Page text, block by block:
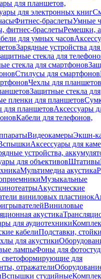
для планшетов,
для электронных книг
Фитнес-браслетыУмные
фитнес-браслетыРемешки,
для умных часов
Зарядные устройства
стекла для
стекла для смартфонов
Стилусы для смартфонов
Чехлы для планшетов
Защитные стекла для
пленки для планшетов
для планшетовАксессуары
Кабели для телефонов,
ВидеокамерыЭкшн-
Аксессуары для
устройства,
для объективовШтативы
Мультимедиа акустика
Музыкальные
Акустические
виниловых пластинок
Виниловые
акустика
для аудиотехники
кабелиПодставки,
для акустики
лампыФоны для
светоформирующие для
отражатели
Вспышки студийные